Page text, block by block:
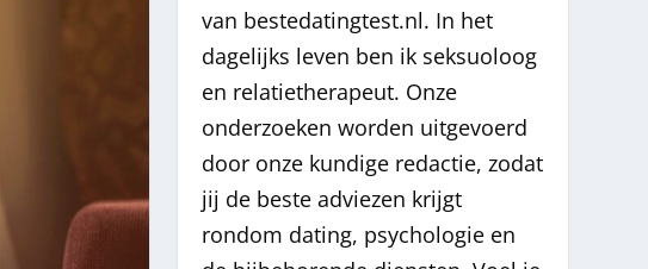
van bestedatingtest.nl. In het
dagelijks leven ben ik seksuoloog
en relatietherapeut. Onze
onderzoeken worden uitgevoerd
door onze kundige redactie, zodat
jij de beste adviezen krijgt
rondom dating, psychologie en